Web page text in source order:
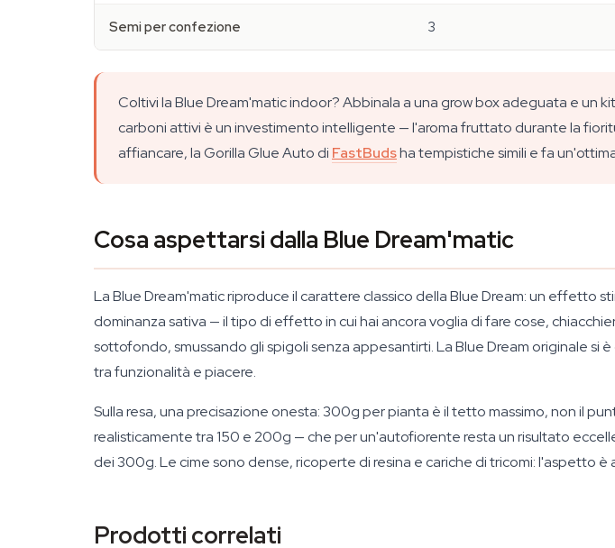
Semi per confezione 3
Coltivi la Blue Dream'matic indoor? Abbinala a una grow box adeguata e un
carboni attivi è un investimento intelligente — l'aroma fruttato durante la
affiancare, la Gorilla Glue Auto di FastBudsha tempistiche simili e fa
Cosa aspettarsi dalla Blue Dream'matic
La Blue Dream'matic riproduce il carattere classico della Blue Dream: un effetto
dominanza sativa — il tipo di effetto in cui hai ancora voglia di fare cose,
sottofondo, smussando gli spigoli senza appesantirti. La Blue Dream originale
tra funzionalità e piacere.
Sulla resa, una precisazione onesta: 300g per pianta è il tetto massimo, non il
realisticamente tra 150 e 200g — che per un'autofiorente resta un risultato
dei 300g. Le cime sono dense, ricoperte di resina e cariche di tricomi: l'aspetto è
Prodotti correlati